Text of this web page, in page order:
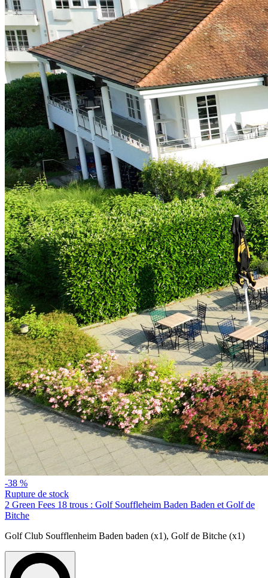
-38 %
Rupture de stock
2 Green Fees 18 trous : Golf Souffleheim Baden Baden et Golf de
Bitche
Golf Club Soufflenheim Baden baden (x1), Golf de Bitche (x1)